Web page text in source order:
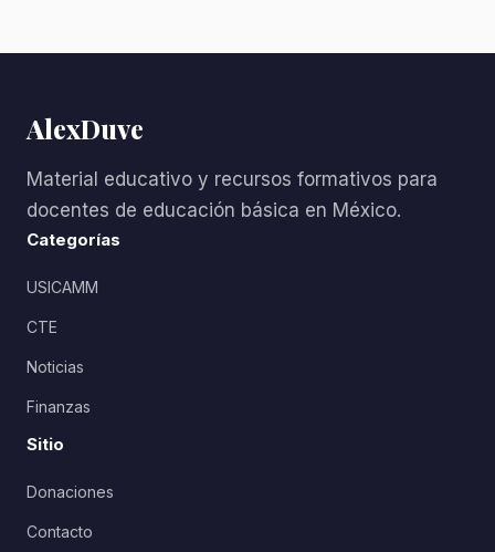
AlexDuve
Material educativo y recursos formativos para
docentes de educación básica en México.
Categorías
USICAMM
CTE
Noticias
Finanzas
Sitio
Donaciones
Contacto